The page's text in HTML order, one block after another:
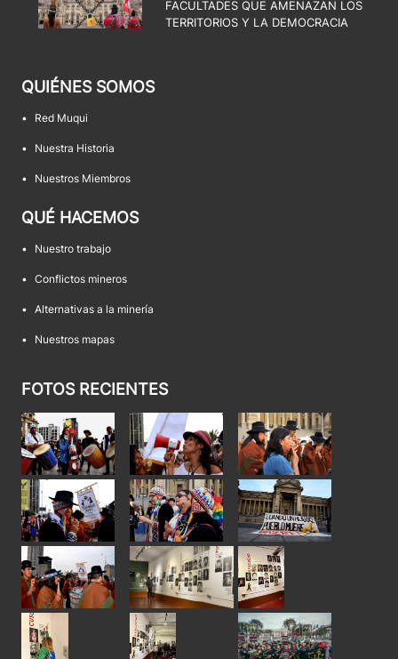
FACULTADES QUE AMENAZAN LOS
TERRITORIOS Y LA DEMOCRACIA
QUIÉNES SOMOS
• Red Muqui
• Nuestra Historia
• Nuestros Miembros
QUÉ HACEMOS
• Nuestro trabajo
• Conflictos mineros
• Alternativas a la minería
• Nuestros mapas
FOTOS RECIENTES